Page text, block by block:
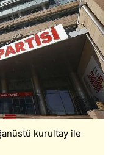
kurultay ile